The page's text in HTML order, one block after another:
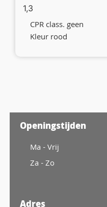
1,3
CPR class. geen
Kleur rood
Openingstijden
Ma - Vrij
Za - Zo